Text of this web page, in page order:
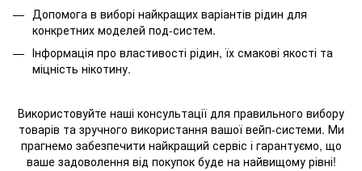
Допомога в виборі найкращих варіантів рідин для
конкретних моделей под-систем.
Інформація про властивості рідин, їх смакові якості та
міцність нікотину.
Використовуйте наші консультації для правильного вибору
товарів та зручного використання вашої вейп-системи. Ми
прагнемо забезпечити найкращий сервіс і гарантуємо, що
ваше задоволення від покупок буде на найвищому рівні!